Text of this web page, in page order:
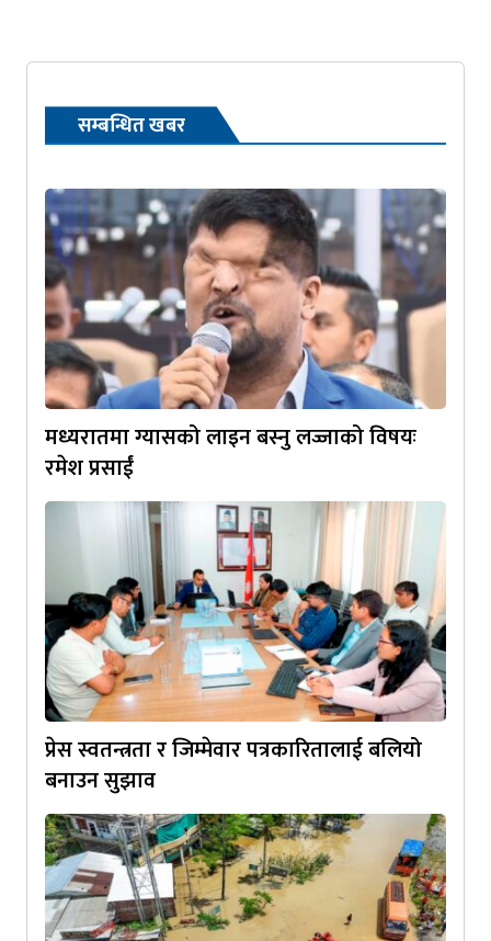
सम्बन्धित खबर
मध्यरातमा ग्यासको लाइन बस्नु लज्जाको विषयः
रमेश प्रसाईं
प्रेस स्वतन्त्रता र जिम्मेवार पत्रकारितालाई बलियो
बनाउन सुझाव